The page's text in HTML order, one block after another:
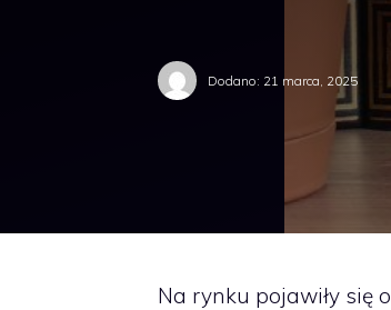
Dodano: 21 marca, 2025
Na rynku pojawiły się